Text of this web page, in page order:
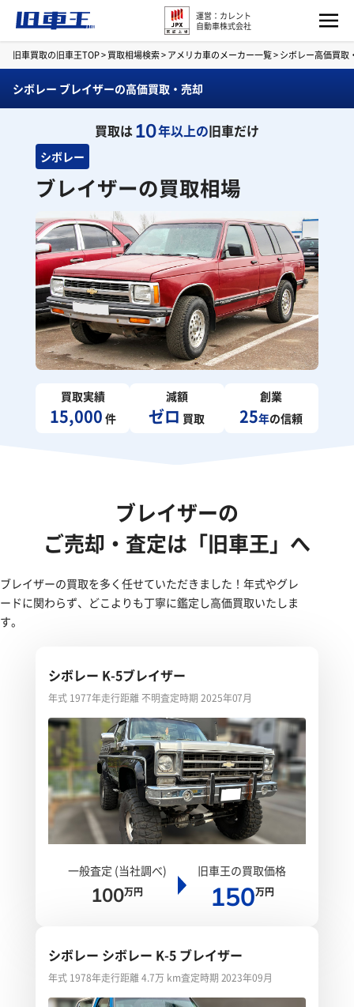
運営：カレント
自動車株式会社
旧車買取の旧車王TOP>買取相場検索>アメリカ車のメーカー一覧>シボレー高価買取
シボレー ブレイザーの高価買取・売却
買取は10年以上の旧車だけ
シボレー
ブレイザーの買取相場
買取実績
15,000 件
減額
ゼロ 買取
創業
25年の信頼
ブレイザーの
ご売却・査定は「旧車王」へ
ブレイザーの買取を多く任せていただきました！年式やグレ
ードに関わらず、どこよりも丁寧に鑑定し高価買取いたしま
す。
シボレー K-5ブレイザー
年式 1977年走行距離 不明査定時期 2025年07月
一般査定 (当社調べ)
100万円
旧車王の買取価格
150万円
シボレー シボレー K-5 ブレイザー
年式 1978年走行距離 4.7万 km査定時期 2023年09月